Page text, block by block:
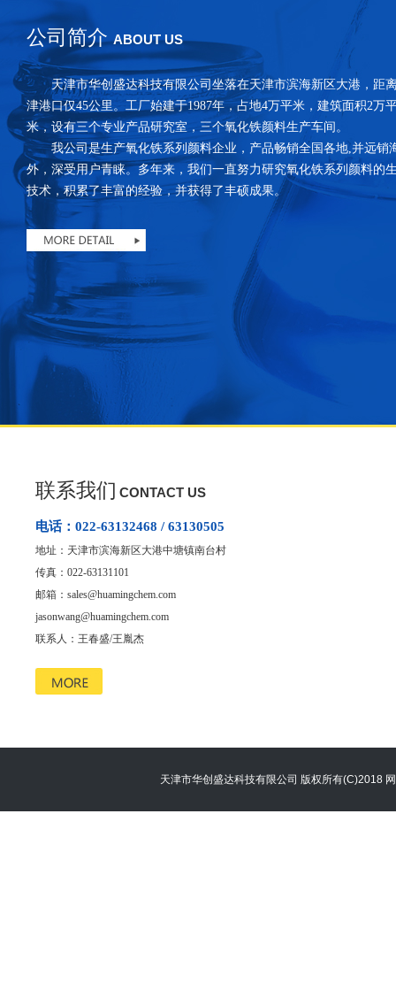
公司简介 ABOUT US
天津市华创盛达科技有限公司坐落在天津市滨海新区大港，距
津港口仅45公里。工厂始建于1987年，占地4万平米，建筑面积2万
米，设有三个专业产品研究室，三个氧化铁颜料生产车间。
我公司是生产氧化铁系列颜料企业，产品畅销全国各地,并远销
外，深受用户青睐。多年来，我们一直努力研究氧化铁系列颜料的
技术，积累了丰富的经验，并获得了丰硕成果。
联系我们 CONTACT US
电话：022-63132468 / 63130505
地址：天津市滨海新区大港中塘镇南台村
传真：022-63131101
邮箱： sales@huamingchem.com
jasonwang@huamingchem.com
联系人：王春盛/王胤杰
天津市华创盛达科技有限公司 版权所有(C)2018